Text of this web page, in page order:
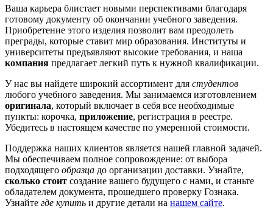
Ваша карьера блистает новыми перспективами благодаря
готовому документу об окончании учебного заведения.
Приобретение этого изделия позволит вам преодолеть
преграды, которые ставит мир образования. Институты и
университеты предъявляют высокие требования, и наша
компания предлагает легкий путь к нужной квалификации.
У нас вы найдете широкий ассортимент для студентов
любого учебного заведения. Мы занимаемся изготовлением
оригинала, который включает в себя все необходимые
пункты: корочка, приложение, регистрация в реестре.
Убедитесь в настоящем качестве по умеренной стоимости.
Поддержка наших клиентов является нашей главной задачей.
Мы обеспечиваем полное сопровождение: от выбора
подходящего образца до организации доставки. Узнайте,
сколько стоит создание вашего будущего с нами, и станьте
обладателем документа, прошедшего проверку Гознака.
Узнайте где купить и другие детали на нашем сайте.